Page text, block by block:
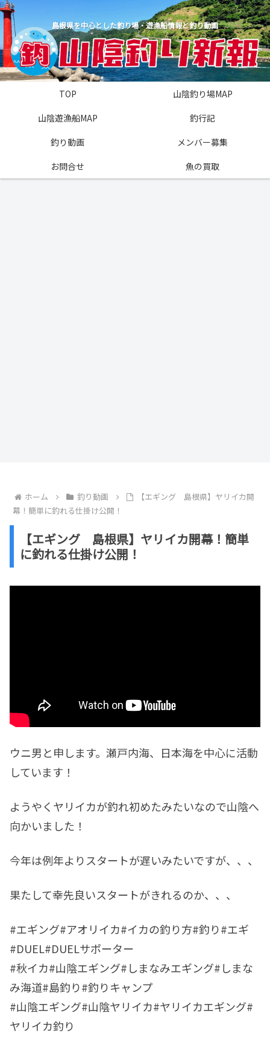
島根県を中心とした釣り場・遊漁船情報と釣り動画
TOP
山陰釣り場MAP
山陰遊漁船MAP
釣行記
釣り動画
メンバー募集
お問合せ
魚の買取
ホーム 釣り動画
【エギング 島根県】ヤリイカ開
幕！簡単に釣れる仕掛け公開！
【エギング 島根県】ヤリイカ開幕！簡単
に釣れる仕掛け公開！
ウニ男と申します。瀬戸内海、日本海を中心に活動
しています！
ようやくヤリイカが釣れ初めたみたいなので山陰へ
向かいました！
今年は例年よりスタートが遅いみたいですが、、、
果たして幸先良いスタートがきれるのか、、、
#エギング#アオリイカ#イカの釣り方#釣り#エギ
#DUEL#DUELサポーター
#秋イカ#山陰エギング#しまなみエギング#しまな
み海道#島釣り#釣りキャンプ
#山陰エギング#山陰ヤリイカ#ヤリイカエギング#
ヤリイカ釣り